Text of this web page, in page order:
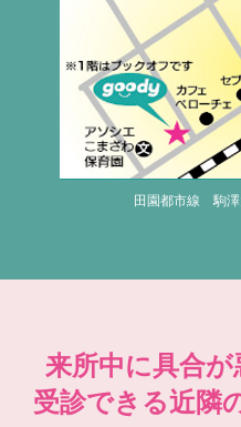
田園都市線 駒
来所中に具合
受診できる近隣